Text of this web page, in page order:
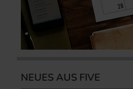
NEUES AUS FIVE